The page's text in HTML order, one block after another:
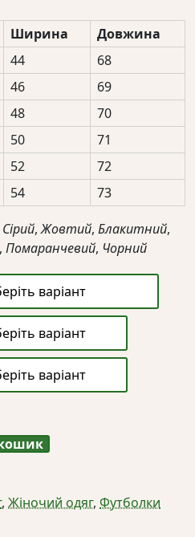
грн
грн
Ширина
Довжина
44
68
46
69
48
70
50
71
52
72
54 73
Сірий,Жовтий, Блакитний,
, Помаранчевий, Чорний
, Жіночий одяг, Футболки